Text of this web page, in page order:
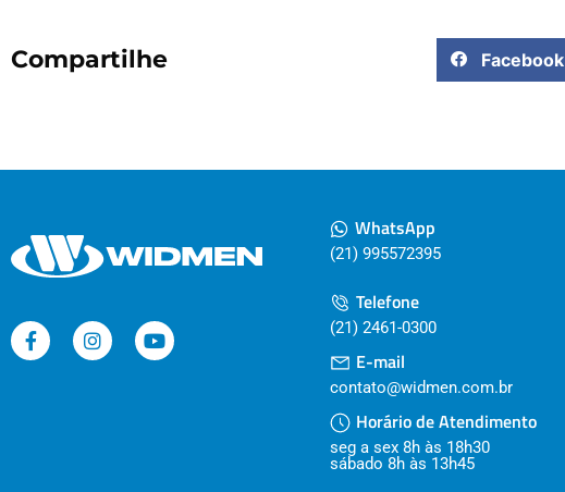
Compartilhe Facebook
WhatsApp
(21) 995572395
Telefone
(21) 2461-0300
E-mail
contato@widmen.com.br
Horário de Atendimento
seg a sex 8h às 18h30
sábado 8h às 13h45